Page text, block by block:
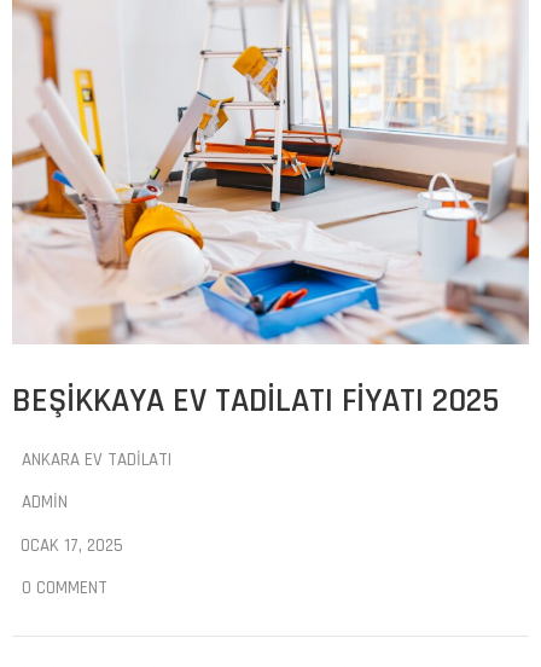
BEŞIKKAYA EV TADILATI FIYATI 2025
ANKARA EV TADILATI
ADMIN
OCAK 17, 2025
0 COMMENT